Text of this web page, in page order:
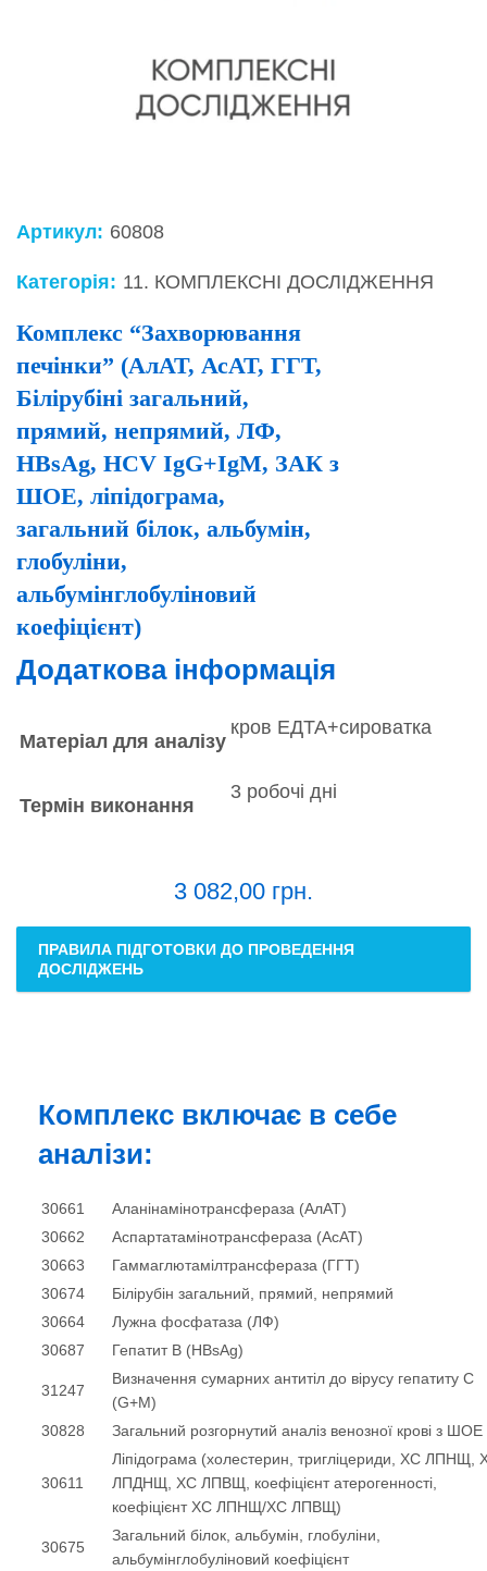
Артикул: 60808
Категорія: 11. КОМПЛЕКСНІ ДОСЛІДЖЕННЯ
Комплекс “Захворювання
печінки” (АлАТ, АсАТ, ГГТ,
Білірубіні загальний,
прямий, непрямий, ЛФ,
HBsAg, HCV IgG+IgM, ЗАК з
ШОЕ, ліпідограма,
загальний білок, альбумін,
глобуліни,
альбумінглобуліновий
коефіцієнт)
Додаткова інформація
Матеріал для аналізу
кров ЕДТА+сироватка
Термін виконання
3 робочі дні
3 082,00 грн.
ПРАВИЛА ПІДГОТОВКИ ДО ПРОВЕДЕННЯ
ДОСЛІДЖЕНЬ
Комплекс включає в себе
аналізи:
30661
Аланінамінотрансфераза (AлАТ)
30662
Аспартатамінотрансфераза (АсАТ)
30663
Гаммаглютамілтрансфераза (ГГТ)
30674
Білірубін загальний, прямий, непрямий
30664
Лужна фосфатаза (ЛФ)
30687
Гепатит В (HBsAg)
31247
Визначення сумарних антитіл до вірусу гепатиту С
(G+M)
30828
Загальний розгорнутий аналіз венозної крові з ШОЕ
30611
Ліпідограма (холестерин, тригліцериди, ХС ЛПНЩ,
ЛПДНЩ, ХС ЛПВЩ, коефіцієнт атерогенності,
коефіцієнт ХС ЛПНЩ/ХС ЛПВЩ)
30675
Загальний білок, альбумін, глобуліни,
альбумінглобуліновий коефіцієнт